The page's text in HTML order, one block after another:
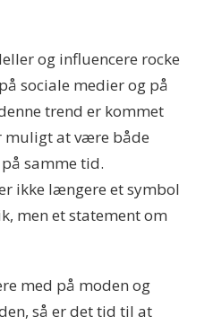
og influencere rocke
sociale medier og på
trend er kommet
muligt at være både
samme tid.
ikke længere et symbol
men et statement om
med på moden og
så er det tid til at